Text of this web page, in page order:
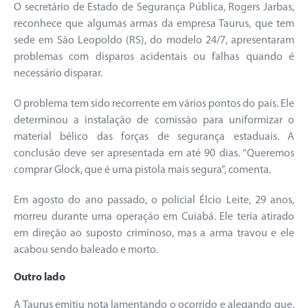
O secretário de Estado de Segurança Pública, Rogers Jarbas,
reconhece que algumas armas da empresa Taurus, que tem
sede em São Leopoldo (RS), do modelo 24/7, apresentaram
problemas com disparos acidentais ou falhas quando é
necessário disparar.
O problema tem sido recorrente em vários pontos do país. Ele
determinou a instalação de comissão para uniformizar o
material bélico das forças de segurança estaduais. A
conclusão deve ser apresentada em até 90 dias. “Queremos
comprar Glock, que é uma pistola mais segura”, comenta.
Em agosto do ano passado, o policial Élcio Leite, 29 anos,
morreu durante uma operação em Cuiabá. Ele teria atirado
em direção ao suposto criminoso, mas a arma travou e ele
acabou sendo baleado e morto.
Outro lado
A Taurus emitiu nota lamentando o ocorrido e alegando que,